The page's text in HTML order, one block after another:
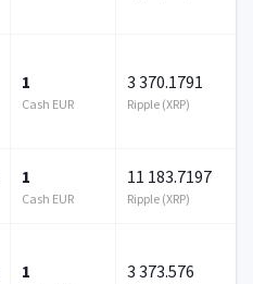
1
Cash EUR
3 370.1791
Ripple (XRP)
1
Cash EUR
11 183.7197
Ripple (XRP)
1 3 373.576